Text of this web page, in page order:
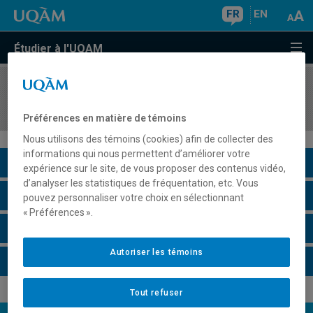
FR EN
Étudier à l'UQAM
COURS//
Description du cours
Horaire - Été 2026
Préférences en matière de témoins
Nous utilisons des témoins (cookies) afin de collecter des
informations qui nous permettent d’améliorer votre
expérience sur le site, de vous proposer des contenus vidéo,
d’analyser les statistiques de fréquentation, etc. Vous
pouvez personnaliser votre choix en sélectionnant
« Préférences ».
Tout refuser
Autoriser les témoins